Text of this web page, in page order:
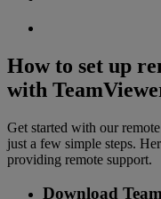
How to set up
with
Get started with our
just a few simple steps.
providing remote support.
Download